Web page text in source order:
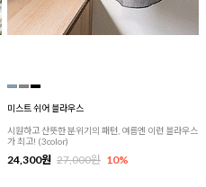
미스트 쉬어 블라우스
시원하고 산뜻한 분위기의 패턴, 여름엔 이런 블라우스
가 최고! (3color)
24,300원 27,000원 10%